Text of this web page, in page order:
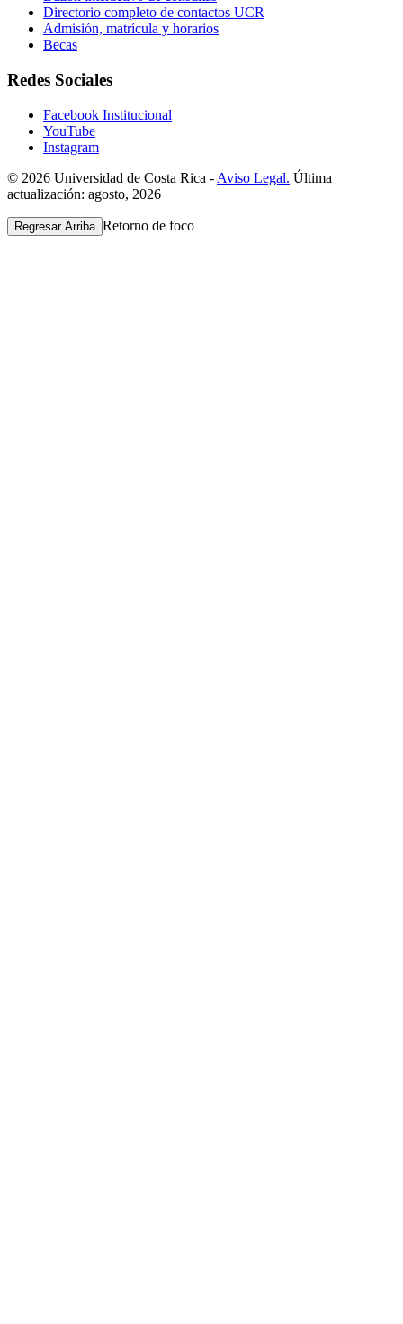
Directorio completo de contactos UCR
Admisión, matrícula y horarios
Becas
Redes Sociales
Facebook Institucional
YouTube
Instagram
© 2026 Universidad de Costa Rica - Aviso Legal. Última
actualización: agosto, 2026
Regresar Arriba Retorno de foco